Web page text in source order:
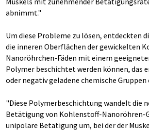
abnimmt."
Um diese Probleme zu lösen, entdeckten
die inneren Oberflächen der gewickelten
Nanoröhrchen-Fäden mit einem
Polymer beschichtet werden können, das
oder negativ geladene chemische
"Diese Polymerbeschichtung wandelt die
Betätigung von Kohlenstoff-Nanoröhren-
unipolare Betätigung um, bei der der